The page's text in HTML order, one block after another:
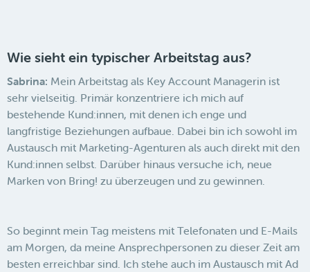
Wie sieht ein typischer Arbeitstag aus?
Sabrina: Mein Arbeitstag als Key Account Managerin ist
sehr vielseitig. Primär konzentriere ich mich auf
bestehende Kund:innen, mit denen ich enge und
langfristige Beziehungen aufbaue. Dabei bin ich sowohl im
Austausch mit Marketing-Agenturen als auch direkt mit den
Kund:innen selbst. Darüber hinaus versuche ich, neue
Marken von Bring! zu überzeugen und zu gewinnen.
So beginnt mein Tag meistens mit Telefonaten und E-Mails
am Morgen, da meine Ansprechpersonen zu dieser Zeit am
besten erreichbar sind. Ich stehe auch im Austausch mit Ad